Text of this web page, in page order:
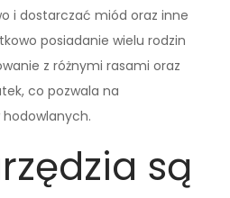
i dostarczać miód oraz inne
posiadanie wielu rodzin
z różnymi rasami oraz
co pozwala na
są